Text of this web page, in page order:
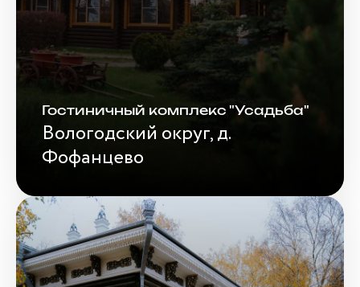
Гостиничный комплекс "Усадьба"
Вологодский округ, д.
Фофанцево